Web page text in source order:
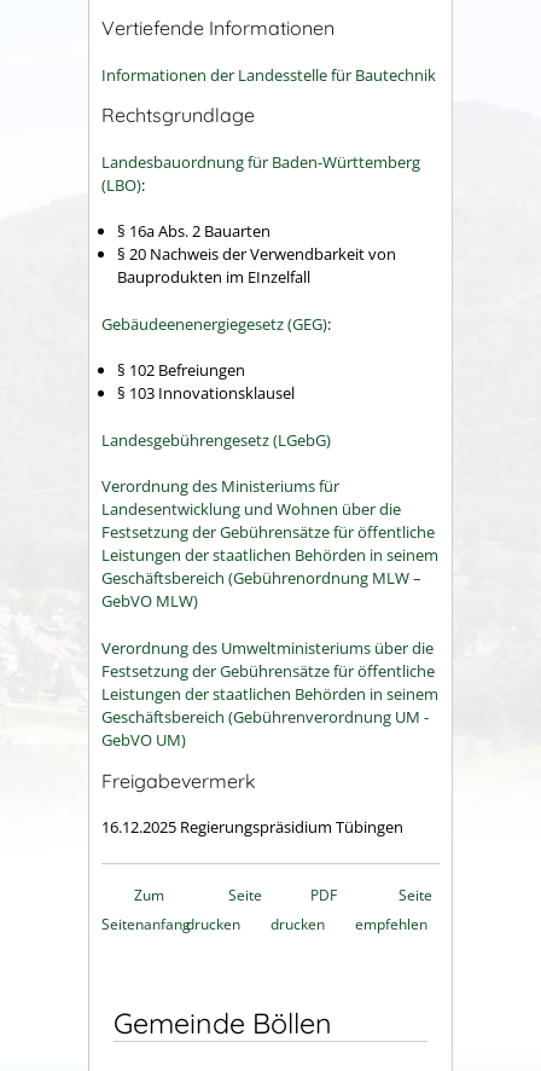
Vertiefende Informationen
Informationen der Landesstelle für Bautechnik
Rechtsgrundlage
Landesbauordnung für Baden-Württemberg
(LBO):
§ 16a Abs. 2 Bauarten
§ 20 Nachweis der Verwendbarkeit von
Bauprodukten im EInzelfall
Gebäudeenenergiegesetz (GEG):
§ 102 Befreiungen
§ 103 Innovationsklausel
Landesgebührengesetz (LGebG)
Verordnung des Ministeriums für
Landesentwicklung und Wohnen über die
Festsetzung der Gebührensätze für öffentliche
Leistungen der staatlichen Behörden in seinem
Geschäftsbereich (Gebührenordnung MLW –
GebVO MLW)
Verordnung des Umweltministeriums über die
Festsetzung der Gebührensätze für öffentliche
Leistungen der staatlichen Behörden in seinem
Geschäftsbereich (Gebührenverordnung UM -
GebVO UM)
Freigabevermerk
16.12.2025 Regierungspräsidium Tübingen
Zum
Seitenanfang
Seite
drucken
PDF
drucken
Seite
empfehlen
Gemeinde Böllen